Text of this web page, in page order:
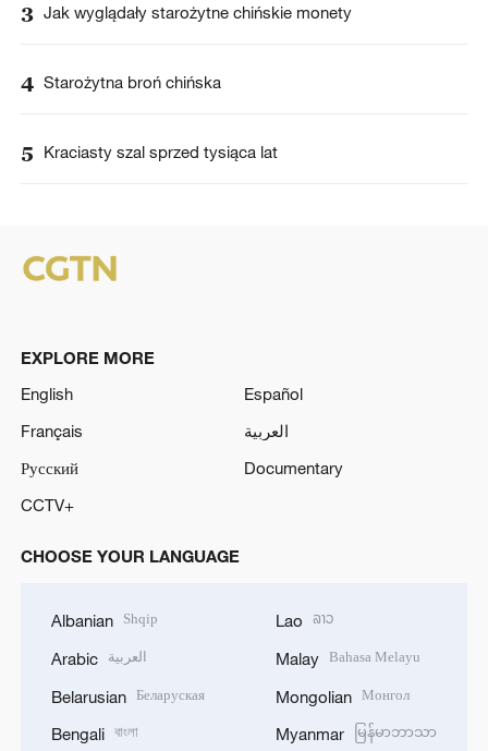
3 Jak wyglądały starożytne chińskie monety
4 Starożytna broń chińska
5 Kraciasty szal sprzed tysiąca lat
EXPLORE MORE
English
Español
Français
العربية
Русский
Documentary
CCTV+
CHOOSE YOUR LANGUAGE
Albanian Shqip
Arabic العربية
Belarusian Беларуская
Bengali বাংলা
Lao ລາວ
Malay Bahasa Melayu
Mongolian Монгол
Myanmar မြန်မာဘာသာ